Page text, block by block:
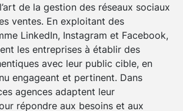
de la gestion des réseaux sociaux
ventes. En exploitant des
LinkedIn, Instagram et Facebook,
les entreprises à établir des
avec leur public cible, en
engageant et pertinent. Dans
agences adaptent leur
répondre aux besoins et aux